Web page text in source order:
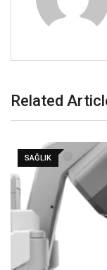
Related
SAĞLIK